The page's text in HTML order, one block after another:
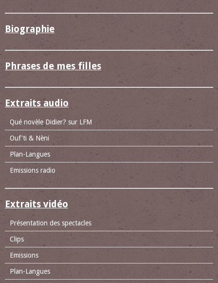
Biographie
Phrases de mes filles
Extraits audio
Qué novèle Didier? sur LFM
Ouf'ti & Nèni
Plan-Langues
Emissions radio
Extraits vidéo
Présentation des spectacles
Clips
Emissions
Plan-Langues